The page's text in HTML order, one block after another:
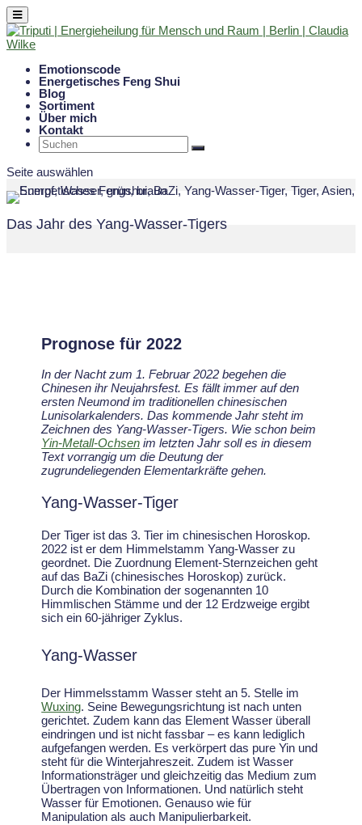
Emotionscode
Energetisches Feng Shui
Blog
Sortiment
Über mich
Kontakt
Seite auswählen
Das Jahr des Yang-Wasser-Tigers
Prognose für 2022
In der Nacht zum 1. Februar 2022 begehen die
Chinesen ihr Neujahrsfest. Es fällt immer auf den
ersten Neumond im traditionellen chinesischen
Lunisolarkalenders. Das kommende Jahr steht im
Zeichnen des Yang-Wasser-Tigers. Wie schon beim
Yin-Metall-Ochsen im letzten Jahr soll es in diesem
Text vorrangig um die Deutung der
zugrundeliegenden Elementarkräfte gehen.
Yang-Wasser-Tiger
Der Tiger ist das 3. Tier im chinesischen Horoskop.
2022 ist er dem Himmelstamm Yang-Wasser zu
geordnet. Die Zuordnung Element-Sternzeichen geht
auf das BaZi (chinesisches Horoskop) zurück.
Durch die Kombination der sogenannten 10
Himmlischen Stämme und der 12 Erdzweige ergibt
sich ein 60-jähriger Zyklus.
Yang-Wasser
Der Himmelsstamm Wasser steht an 5. Stelle im
Wuxing. Seine Bewegungsrichtung ist nach unten
gerichtet. Zudem kann das Element Wasser überall
eindringen und ist nicht fassbar – es kann lediglich
aufgefangen werden. Es verkörpert das pure Yin und
steht für die Winterjahreszeit. Zudem ist Wasser
Informationsträger und gleichzeitig das Medium zum
Übertragen von Informationen. Und natürlich steht
Wasser für Emotionen. Genauso wie für
Manipulation als auch Manipulierbarkeit.